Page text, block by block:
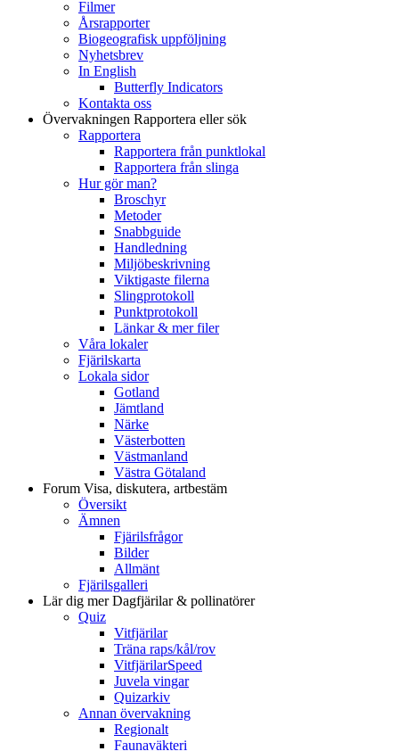
Filmer
Årsrapporter
Biogeografisk uppföljning
Nyhetsbrev
In English
Butterfly Indicators
Kontakta oss
Övervakningen Rapportera eller sök
Rapportera
Rapportera från punktlokal
Rapportera från slinga
Hur gör man?
Broschyr
Metoder
Snabbguide
Handledning
Miljöbeskrivning
Viktigaste filerna
Slingprotokoll
Punktprotokoll
Länkar & mer filer
Våra lokaler
Fjärilskarta
Lokala sidor
Gotland
Jämtland
Närke
Västerbotten
Västmanland
Västra Götaland
Forum Visa, diskutera, artbestäm
Översikt
Ämnen
Fjärilsfrågor
Bilder
Allmänt
Fjärilsgalleri
Lär dig merDagfjärilar & pollinatörer
Quiz
Vitfjärilar
Träna raps/kål/rov
VitfjärilarSpeed
Juvela vingar
Quizarkiv
Annan övervakning
Regionalt
Faunaväkteri